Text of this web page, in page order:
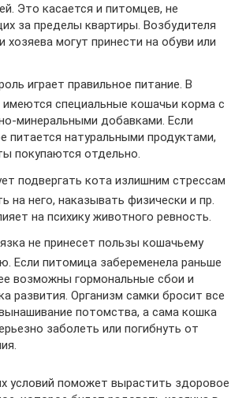
Это касается и питомцев, не
за пределы квартиры. Возбудителя
хозяева могут принести на обуви или
играет правильное питание. В
специальные кошачьи корма с
минеральными добавками. Если
питается натуральными продуктами,
покупаются отдельно.
подвергать кота излишним стрессам
на него, наказывать физически и пр.
на психику животного ревность.
не принесет пользы кошачьему
Если питомица забеременела раньше
возможны гормональные сбои и
развития. Организм самки бросит все
потомства, а сама кошка
заболеть или погибнуть от
условий поможет вырастить здоровое